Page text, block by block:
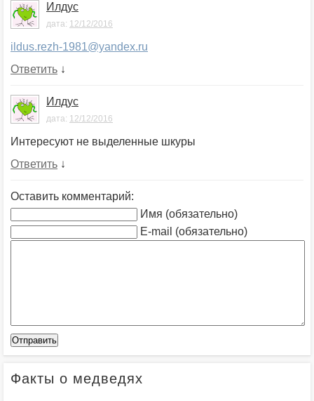
Илдус
дата: 12/12/2016
ildus.rezh-1981@yandex.ru
Ответить ↓
Илдус
дата: 12/12/2016
Интересуют не выделенные шкуры
Ответить ↓
Оставить комментарий:
Имя (обязательно)
E-mail (обязательно)
Факты о медведях